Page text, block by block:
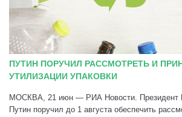
ПУТИН ПОРУЧИЛ РАССМОТРЕТЬ И
УТИЛИЗАЦИИ УПАКОВКИ
МОСКВА, 21 июн — РИА Новости. Президент
Путин поручил до 1 августа обеспечить